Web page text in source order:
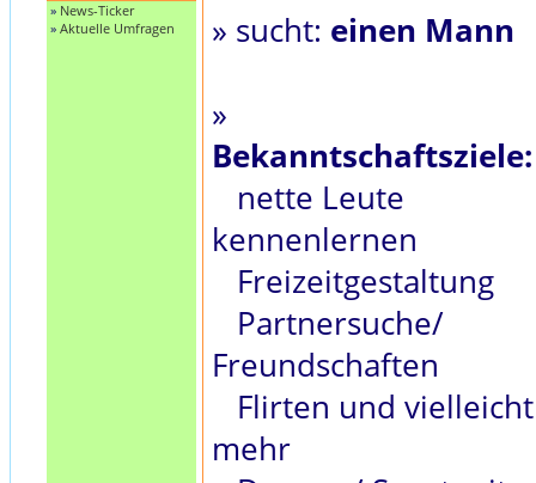
» News-Ticker
» Aktuelle Umfragen
» sucht: einen Mann
»
Bekanntschaftsziele:
nette Leute
kennenlernen
Freizeitgestaltung
Partnersuche/
Freundschaften
Flirten und vielleicht
mehr